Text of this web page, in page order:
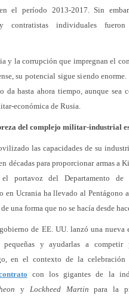
el período 2013-2017. Sin
contratistas individuales
y la corrupción que impregnan el
su potencial sigue siendo
da hasta ahora tiempo, aunque sea
económica de Rusia.
del complejo militar-industrial
las capacidades de su
décadas para proporcionar armas a
portavoz del Departamento de
en Ucrania ha llevado al Pentágono
una forma que no se hacía desde
de EE. UU. lanzó una nueva
pequeñas y ayudarlas a competir
en el contexto de la celebración
con los gigantes de la
y Lockheed Martin para la